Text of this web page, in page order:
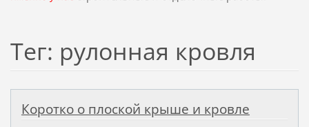
Тег: рулонная кровля
Коротко о плоской крыше и кровле